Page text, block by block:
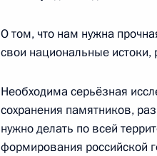
Заседание
Национальной стратегии
17 ноября 2015 года, 13:00
О том, что нам нужна
свои национальные
Необходима серьёзная
сохранения памятников,
нужно делать по всей
формирования российской